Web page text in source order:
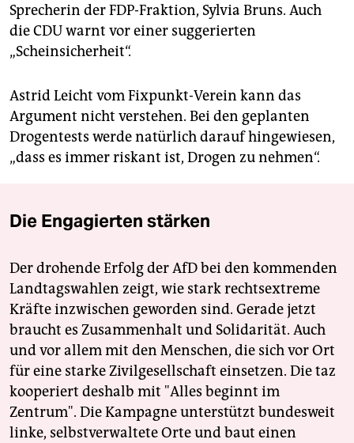
Sprecherin der FDP-Fraktion, Sylvia Bruns. Auch
die CDU warnt vor einer suggerierten
„Scheinsicherheit“.
Astrid Leicht vom Fixpunkt-Verein kann das
Argument nicht verstehen. Bei den geplanten
Drogentests werde natürlich darauf hingewiesen,
„dass es immer riskant ist, Drogen zu nehmen“.
Die Engagierten stärken
Der drohende Erfolg der AfD bei den kommenden
Landtagswahlen zeigt, wie stark rechtsextreme
Kräfte inzwischen geworden sind. Gerade jetzt
braucht es Zusammenhalt und Solidarität. Auch
und vor allem mit den Menschen, die sich vor Ort
für eine starke Zivilgesellschaft einsetzen. Die taz
kooperiert deshalb mit "Alles beginnt im
Zentrum". Die Kampagne unterstützt bundesweit
linke, selbstverwaltete Orte und baut einen